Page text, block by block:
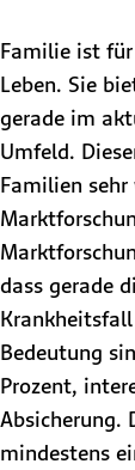
Familie ist
Leben. Sie
gerade im
Umfeld.
Familien
dass gerade
Bedeutung
Prozent,
Absicherung.
mindestens